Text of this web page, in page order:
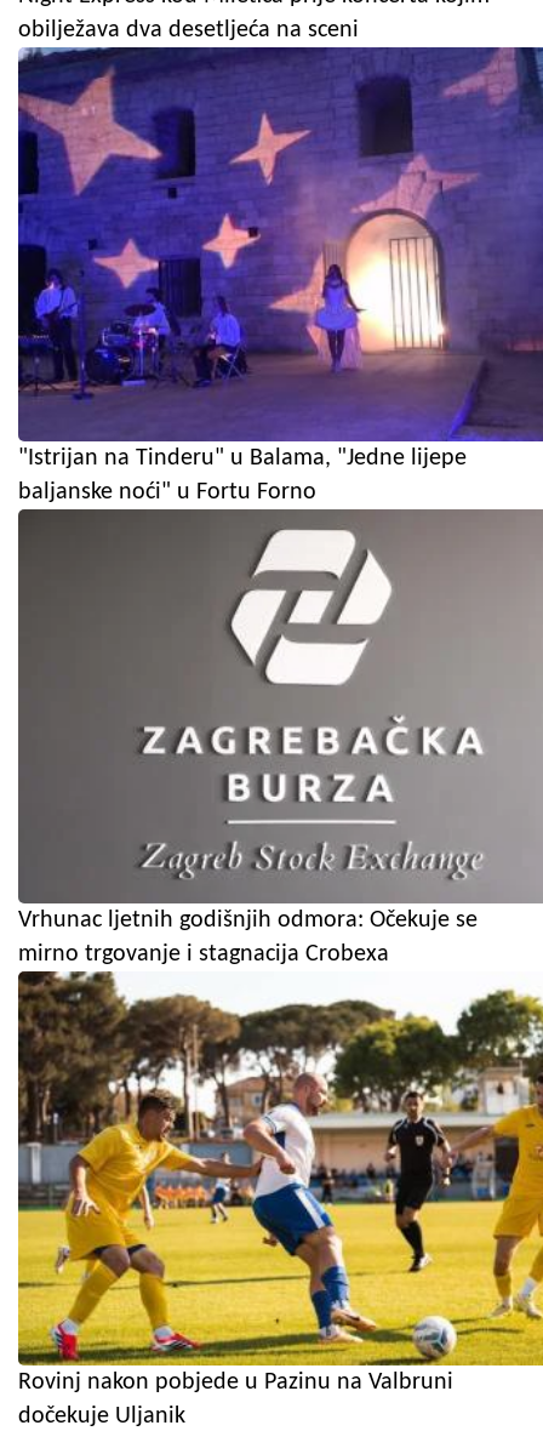
obilježava dva desetljeća na sceni
"Istrijan na Tinderu" u Balama, "Jedne lijepe
baljanske noći" u Fortu Forno
Vrhunac ljetnih godišnjih odmora: Očekuje se
mirno trgovanje i stagnacija Crobexa
Rovinj nakon pobjede u Pazinu na Valbruni
dočekuje Uljanik